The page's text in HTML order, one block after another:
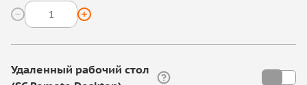
Удаленный рабочий стол